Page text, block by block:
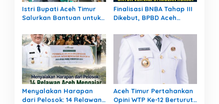
Istri Bupati Aceh Timur
Salurkan Bantuan untuk
Banjir di Peureulak
Finalisasi BNBA Tahap III
Dikebut, BPBD Aceh
Penghulu untuk Vervali
Stimulan Rumah
Menyalakan Harapan
dari Pelosok: 14 Relawan
Aceh Timur Pertahankan
Opini WTP Ke-12 Berturut-